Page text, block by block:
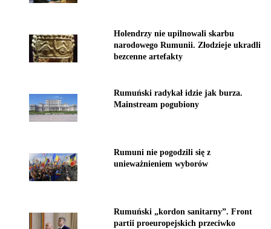
Holendrzy nie upilnowali skarbu
narodowego Rumunii. Złodzieje ukradli
bezcenne artefakty
Rumuński radykał idzie jak burza.
Mainstream pogubiony
Rumuni nie pogodzili się z
unieważnieniem wyborów
Rumuński „kordon sanitarny”. Front
partii proeuropejskich przeciwko